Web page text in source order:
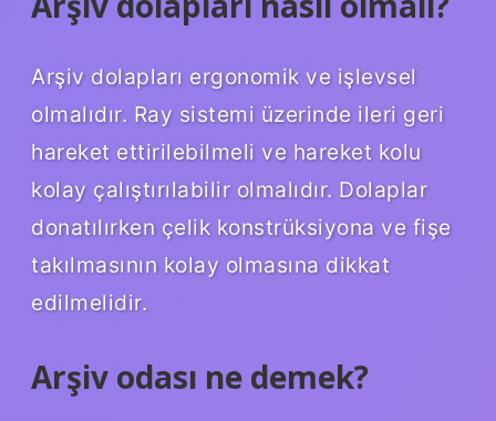
Arşiv dolapları ergonomik ve işlevsel
olmalıdır. Ray sistemi üzerinde ileri geri
hareket ettirilebilmeli ve hareket kolu
kolay çalıştırılabilir olmalıdır. Dolaplar
donatılırken çelik konstrüksiyona ve fişe
takılmasının kolay olmasına dikkat
edilmelidir.
Arşiv odası ne demek?